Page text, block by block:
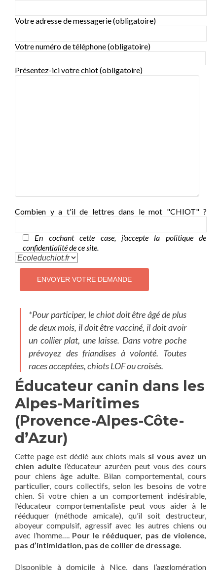
Votre adresse de messagerie (obligatoire)
Votre numéro de téléphone (obligatoire)
Présentez-ici votre chiot (obligatoire)
Combien y a t'il de lettres dans le mot "CHIOT" ?
En cochant cette case, j'accepte la politique de
confidentialité de ce site.
*Pour participer, le chiot doit être âgé de plus
de deux mois, il doit être vacciné, il doit avoir
un collier plat, une laisse. Dans votre poche
prévoyez des friandises à volonté. Toutes
races acceptées, chiots LOF ou croisés.
Éducateur canin dans les
Alpes-Maritimes
(Provence-Alpes-Côte-
d’Azur)
Cette page est dédié aux chiots mais si vous avez un
chien adultel’éducateur azuréen peut vous des cours
pour chiens âge adulte. Bilan comportemental, cours
particulier, cours collectifs, selon les besoins de votre
chien. Si votre chien a un comportement indésirable,
l’éducateur comportementaliste peut vous aider à le
rééduquer (méthode amicale), qu’il soit destructeur,
aboyeur compulsif, agressif avec les autres chiens ou
avec l’homme…. Pour le rééduquer, pas de violence,
pas d’intimidation, pas de collier de dressage.
Disponible à domicile à Nice, dans l’agglomération